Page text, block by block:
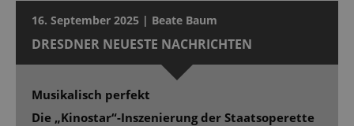
16. September 2025 | Beate Baum
DRESDNER NEUESTE NACHRICHTEN
Musikalisch perfekt
Die „Kinostar“-Inszenierung der Staatsoperette